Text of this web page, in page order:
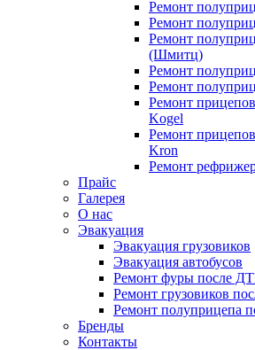
Ремонт
Ремонт
Ремонт
(Шмитц)
Ремонт
Ремонт
Ремонт
Kogel
Ремонт
Kron
Ремонт
Прайс
Галерея
О нас
Эвакуация
Эвакуация грузовиков
Эвакуация автобусов
Ремонт фуры после
Ремонт грузовиков
Ремонт полуприцепа
Бренды
Контакты